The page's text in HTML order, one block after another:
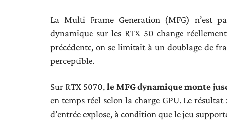
La Multi Frame Generation (MFG) n’est
dynamique sur les RTX 50 change
précédente, on se limitait à un doublage de
perceptible.
Sur RTX 5070,le MFG dynamique monte
en temps réel selon la charge GPU. Le
d’entrée explose, à condition que le jeu